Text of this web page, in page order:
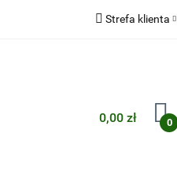
Strefa klienta
Dodaj zgłoszenie
Zgody cookies
0,00 zł 0